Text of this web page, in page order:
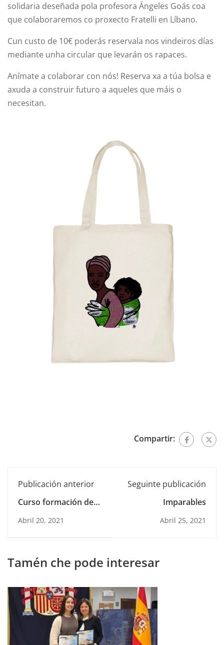
solidaria deseñada pola profesora Ángeles Goás coa
que colaboraremos co proxecto Fratelli en Líbano.
Cun custo de 10€ poderás reservala nos vindeiros días
mediante unha circular que levarán os rapaces.
Anímate a colaborar con nós! Reserva xa a túa bolsa e
axuda a construir futuro a aqueles que máis o
necesitan.
Compartir:
Publicación anterior
Curso formación de
Abril 20, 2021
Seguinte publicación
Imparables
Abril 25, 2021
Tamén che pode interesar